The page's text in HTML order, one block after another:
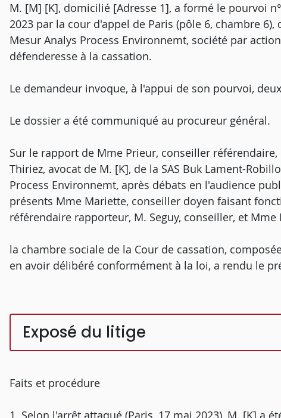
M. [M] [K], domicilié [Adresse 1], a formé le pourvoi
2023 par la cour d'appel de Paris (pôle 6, chambre
Mesur Analys Process Environnemt, société par
défenderesse à la cassation.
Le demandeur invoque, à l'appui de son pourvoi,
Le dossier a été communiqué au procureur général.
Sur le rapport de Mme Prieur, conseiller référendaire,
Thiriez, avocat de M. [K], de la SAS Buk Lament-
Process Environnemt, après débats en l'audience
présents Mme Mariette, conseiller doyen faisant
référendaire rapporteur, M. Seguy, conseiller, et
la chambre sociale de la Cour de cassation,
en avoir délibéré conformément à la loi, a rendu le
Exposé du litige
Faits et procédure
1. Selon l'arrêt attaqué (Paris, 17 mai 2023), M. [K] a